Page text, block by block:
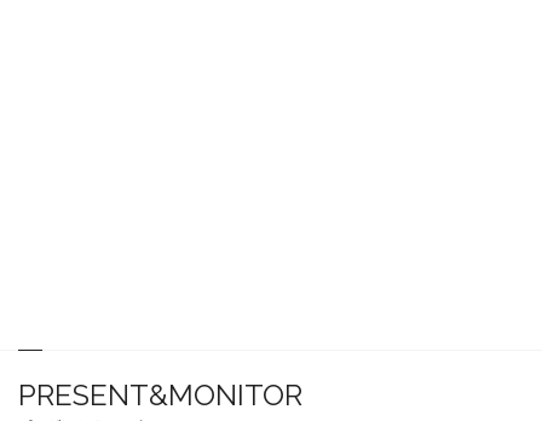
PRESENT&MONITOR